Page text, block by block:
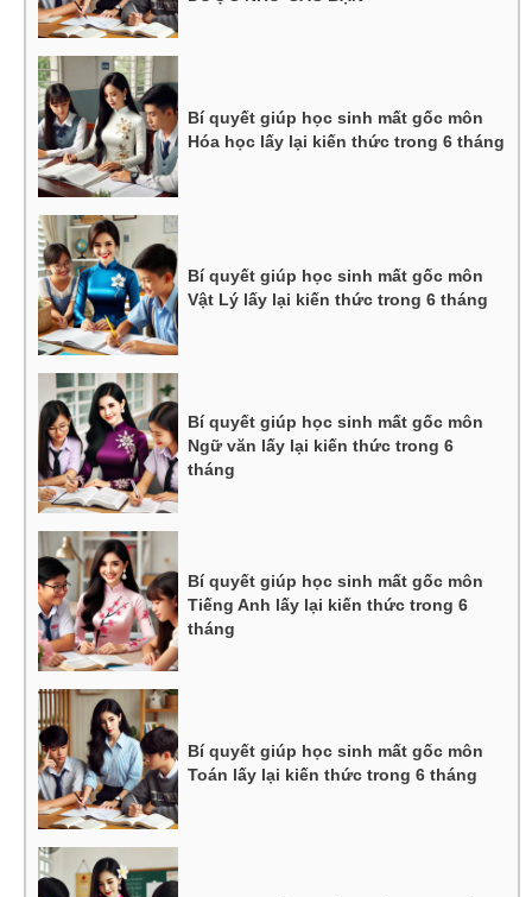
Bí quyết giúp học sinh mất gốc môn
Hóa học lấy lại kiến thức trong 6 tháng
Bí quyết giúp học sinh mất gốc môn
Vật Lý lấy lại kiến thức trong 6 tháng
Bí quyết giúp học sinh mất gốc môn
Ngữ văn lấy lại kiến thức trong 6
tháng
Bí quyết giúp học sinh mất gốc môn
Tiếng Anh lấy lại kiến thức trong 6
tháng
Bí quyết giúp học sinh mất gốc môn
Toán lấy lại kiến thức trong 6 tháng